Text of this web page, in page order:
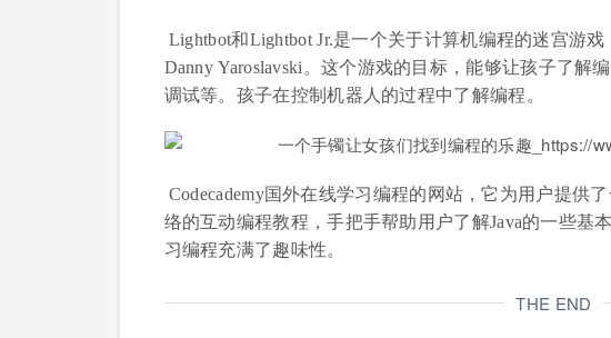
Lightbot和Lightbot Jr.是一个关于计算机编程的迷宫游
Danny Yaroslavski。这个游戏的目标，能够让孩子了解
调试等。孩子在控制机器人的过程中了解编程。
Codecademy国外在线学习编程的网站，它为用户提供
络的互动编程教程，手把手帮助用户了解Java的一些基
习编程充满了趣味性。
THE END